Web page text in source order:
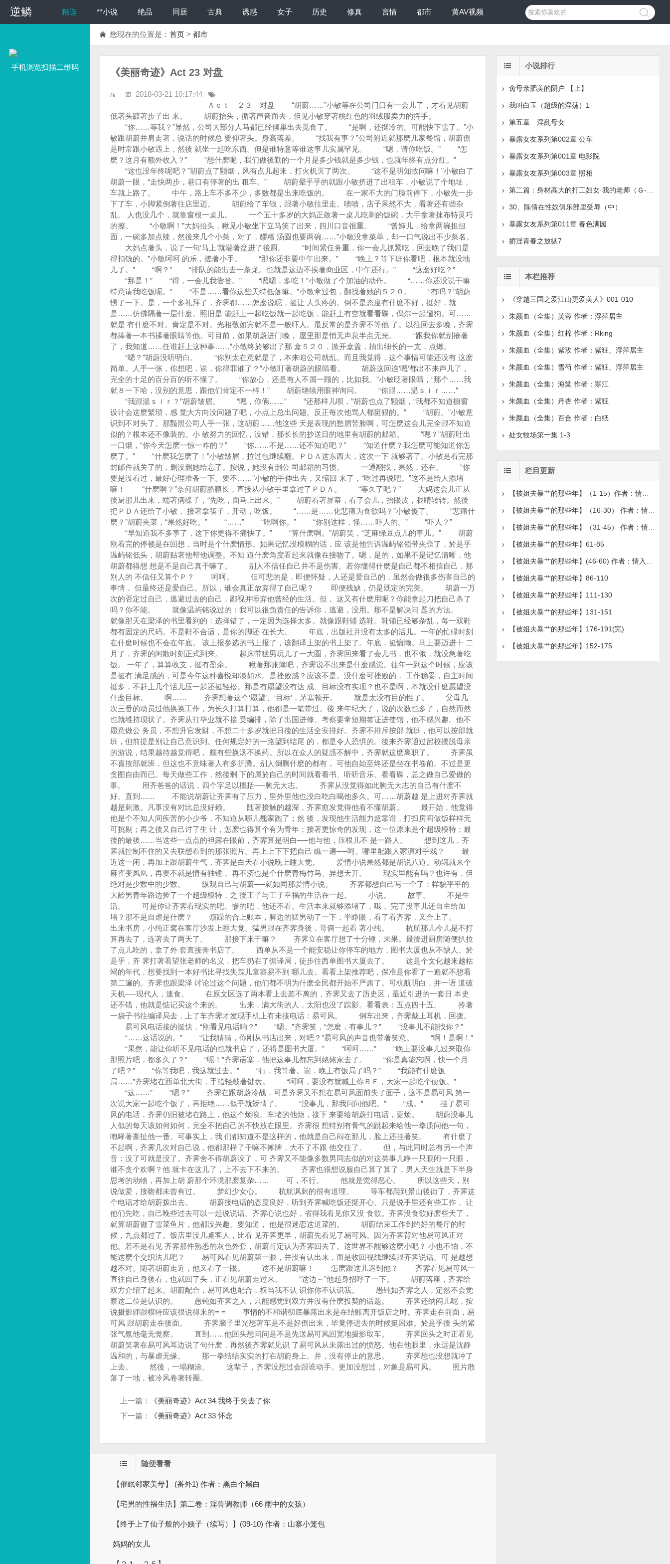
逆鳞 精选 **小说 绝品 同居 古典 诱惑 女子 历史 修真 言情 都市 黄AV视频
手机浏览扫描二维码
您现在的位置是： 首页 > 都市
《美丽奇迹》Act 23 对盘
2018-03-21 10:17:44
Ａｃｔ ２３ 对盘 “胡蔚……”小敏等在公司门口有一会儿了，才看见胡蔚
低著头踱著步子出 来。 胡蔚抬头，循著声音而去，但见小敏穿著桃红色的羽绒服卖力的挥手。
“你……等我？”显然，公司大部分人马都已经倾巢出去觅食了。 “是啊，还挺冷的。可能快下雪了。”小
敏跟胡蔚并肩走著，说话的时候总 要仰著头。身高落差。 “找我有事？”公司附近就那麽几家餐馆，胡蔚倒
是时常跟小敏遇上，然後 就坐一起吃东西。但是谁特意等谁这事儿实属罕见。 “嗯，请你吃饭。” “怎
麽？这月有额外收入？” “想什麽呢，我们做後勤的一个月是多少钱就是多少钱，也就年终有点分红。”
“这也没年终呢吧？”胡蔚点了颗烟，风有点儿起来，打火机灭了两次。 “这不是明知故问嘛！”小敏白了
胡蔚一眼，“走快两步，巷口有停著的出 租车。” 胡蔚晕乎乎的就跟小敏挤进了出租车，小敏说了个地址，
车就上路了。 中午，路上车不多不少，多数都是出来吃饭的。 在一家不大的门脸前停下，小敏先一步
下了车，小脚紧倒著往店里迈。 胡蔚给了车钱，跟著小敏往里走。啧啧，店子果然不大，看著还有些杂
乱。 人也没几个，就靠窗根一桌儿。 一个五十多岁的大妈正敛著一桌儿吃剩的饭碗，大手拿著抹布特灵巧
的擦。 “小敏啊！”大妈抬头，瞅见小敏坐下立马笑了出来，四川口音很重。 “曾婶儿，给拿两碗担担
面，一碗多加点辣，然後来几个小菜，对了，醪糟 汤圆也要两碗……”小敏没拿菜单，却一口气说出不少菜名。
大妈点著头，说了一句‘马上’就端著盆进了後厨。 “时间紧任务重，你一会儿抓紧吃，回去晚了我们是
得扣钱的。”小敏呵呵 的乐，搓著小手。 “那你还非要中午出来。” “晚上？等下班你看吧，根本就没地
儿了。” “啊？” “排队的能出去一条龙。也就是这边不挨著商业区，中午还行。” “这麽好吃？”
“那是！” “得，一会儿我尝尝。” “嗯嗯，多吃！”小敏做了个加油的动作。 “……你还没说干嘛
特意请我吃饭呢。” “不是……看你这些天特低落嘛。”小敏拿过包，翻找著她的５２０。 “有吗？”胡蔚
愣了一下。是，一个多礼拜了，齐霁都……怎麽说呢，挺让 人头疼的。倒不是态度有什麽不好，挺好，就
是……仿佛隔著一层什麽。照旧是 能赶上一起吃饭就一起吃饭，能赶上有空就看看碟，偶尔一起遛狗。可……
就是 有什麽不对。肯定是不对。光相敬如宾就不是一般吓人。最反常的是齐霁不等他 了。以往回去多晚，齐霁
都捧著一本书揉著眼睛等他。可目前，如果胡蔚进门晚， 屋里那是悄无声息半点无光。 “跟我你就别掖著
了，我知道……任谁赶上这种事……”小敏终於够出了那 盒５２０，掀开盒盖，抽出细长的一支，点燃。
“嗯？”胡蔚没听明白。 “你别太在意就是了，本来咱公司就乱。而且我觉得，这个事情可能还没有 这麽
简单。人手一张，你想吧，诶，你得罪谁了？”小敏盯著胡蔚的眼睛看。 胡蔚这回连‘嗯’都出不来声儿了，
完全的十足的百分百的听不懂了。 “你放心，还是有人不屑一顾的，比如我。”小敏眨著眼睛，“那个……我
就８一下哈，没别的意思，跟他们肯定不一样！” 胡蔚继续用眼神询问。 “你跟……温ｓｉｒ……”
“我跟温ｓｉｒ？”胡蔚皱眉。 “嗯，你俩……” “还那样儿呗，”胡蔚也点了颗烟，“我都不知道橱窗
设计会这麽繁琐，感 觉大方向没问题了吧，小点上总出问题。反正每次他骂人都挺狠的。” “胡蔚。”小敏意
识到不对头了。那豔照公司人手一张，这胡蔚……他这些 天是表现的愁眉苦脸啊，可怎麽这会儿完全跟不知道
似的？根本还不像装的。小 敏努力的回忆，没错，那长长的抄送目的地里有胡蔚的邮箱。 “嗯？”胡蔚吐出
一口烟，“你今天怎麽一惊一咋的？” “你……不是……还不知道吧？” “知道什麽？我怎麽可能知道你怎
麽了。” “什麽我怎麽了！”小敏皱眉，拉过包继续翻。ＰＤＡ这东西大，这次一下 就够著了。小敏是看完那
封邮件就关了的，删没删她给忘了。按说，她没有删公 司邮箱的习惯。 一通翻找，果然，还在。 “你
要是没看过，最好心理准备一下。要不……”小敏的手伸出去，又缩回 来了，“吃过再说吧。”这不是给人添堵
嘛！ “什麽啊？”奈何胡蔚胳膊长，直接从小敏手里拿过了ＰＤＡ。 “等久了吧？” 大妈这会儿正从
後厨那儿出来，端著俩碟子，“先吃，面马上出来。” 胡蔚看著屏幕，看了会儿，抬眼皮，眼睛转转。然後
把ＰＤＡ还给了小敏， 接著拿筷子，开动，吃饭。 “……是……化悲痛为食欲吗？”小敏傻了。 “悲痛什
麽？”胡蔚夹菜，“果然好吃。” “……” “吃啊你。” “你别这样，怪……吓人的。” “吓人？”
“早知道我不多事了，这下你更得不痛快了。” “算什麽啊。”胡蔚笑，“芝麻绿豆点儿的事儿。” 胡蔚
刚看完的停顿是在回想，当时是个什麽情形。如果记忆没模糊的话，应 该是他告诉温屿铭领带夹歪了，於是乎
温屿铭低头，胡蔚贴著他帮他调整。不知 道什麽角度看起来就像在接吻了。嗯，是的，如果不是记忆清晰，他
胡蔚都得想 想是不是自己真干嘛了。 别人不信任自己并不是伤害。若你懂得什麽是自己都不相信自己，那
别人的 不信任又算个Ｐ？ 呵呵。 但可悲的是，即便怀疑，人还是爱自己的，虽然会做很多伤害自己的
事情， 但最终还是爱自己。所以，谁会真正放弃得了自己呢？ 即便残缺，仍是既定的完美。 胡蔚一万
次的否定过自己，逃避过去的自己，鄙视并唾弃他曾经的生活。但， 这又有什麽用呢？你能拿起刀把自己杀了
吗？你不能。 就像温屿铭说过的：我可以很负责任的告诉你，逃避，没用。那不是解决问 题的方法。
就像那天在梁泽的书里看到的：选择错了，一定因为选择太多。就像跟鞋铺 选鞋。鞋铺已经够杂乱，每一双鞋
都有固定的尺码。不是鞋不合适，是你的脚还 在长大。 年底，出版社并没有太多的活儿。一年的忙碌时刻
在什麽时候也不会在年底。 该上报参选的书上报了，该翻译上架的书上架了。年底，挺慵懒。马上要迈进十 二
月了，齐霁的闲散时刻正式到来。 起床带猛男玩儿了一大圈，齐霁回来看了会儿书，也不饿，就没急著吃
饭。 一年了，算算收支，挺有盈余。 瞅著那账簿吧，齐霁说不出来是什麽感觉。往年一到这个时候，应该
是挺有 满足感的，可是今年这种喜悦却淡如水。是挫败感？应该不是。没什麽可挫败的， 工作稳妥，自主时间
挺多，不赶上几个活儿压一起还挺轻松。那是有愿望没有达 成、目标没有实现？也不是啊，本就没什麽愿望没
什麽目标。 啊…… 齐霁想著这个‘愿望’、‘目标’，茅塞顿开。 就是太没有目的性了。 父母几
次三番的动员过他换换工作，为长久打算打算，他都是一笔带过。後 来年纪大了，说的次数也多了，自然而然
也就维持现状了。齐霁从打毕业就不接 受编排，除了出国进修、考察要拿短期签证进使馆，他不感兴趣。他不
愿意做公 务员，不想升官发财，不想二十多岁就把日後的生活全安排好。齐霁不排斥按部 就班，他可以按部就
班，但前提是别让自己意识到。任何规定好的一路望到结尾 的，都是令人恐惧的。後来齐霁通过留校摆脱母亲
的游说，结果越待越觉得吧， 颇有些换汤不换药。所以在众人的疑惑不解中，齐霁就这麽离职了。 齐霁虽
不喜按部就班，但这也不意味著人有多折腾。别人倒腾什麽的都有， 可他自始至终还是坐在书卷前。不过是更
贪图自由而已。每天做些工作，然後剩 下的属於自己的时间就看看书、听听音乐、看看碟，总之做自己爱做的
事。 用齐爸爸的话说，四个字足以概括──胸无大志。 齐霁从没觉得如此胸无大志的自己有什麽不
好。直到…… 不能说胡蔚让齐霁有了压力，里外里他也没白吃白喝他多久。可……胡蔚越 是上进对齐霁就
越是刺激。凡事没有对比总没好赖。 随著接触的越深，齐霁愈发觉得他看不懂胡蔚。 最开始，他觉得
他是个不知人间疾苦的小少爷，不知道从哪儿翘家跑了；然 後，发现他生活能力超靠谱，打扫房间做饭样样无
可挑剔；再之後又自己讨了生 计，怎麽也得算个有为青年；接著更惊奇的发现，这一位原来是个超级模特；最
後的最後……当这些一点点的袒露在眼前，齐霁算是明白──他与他，压根儿不 是一路人。 想到这儿，齐
霁就控制不住的又去联想看到的那张照片。再上上下下把自己 瞧一遍──呵。哪里配跟人家演对手戏？ 最
近这一闲，再加上跟胡蔚生气，齐霁是白天看小说晚上睡大觉。 爱情小说果然都是胡说八道。动辄就来个
麻雀变凤凰，再要不就是情有独锺， 再不济也是个什麽青梅竹马、异想天开。 现实里能有吗？也许有，但
绝对是少数中的少数。 纵观自己与胡蔚──就如同那爱情小说。 齐霁都想自己写一个了：样貌平平的
大龄男青年路边捡了一个超级模特，之 後王子与王子幸福的生活在一起。 小说。 故事。 不是生
活。 可是你让齐霁看现实的吧、惨的吧，他还不看。生活本来就够添堵了，哦， 完了没事儿还自主给加
堵？那不是自虐是什麽？ 烦躁的合上账本，脚边的猛男动了一下，半睁眼，看了看齐霁，又合上了。
出来书房，小纯正窝在客厅沙发上睡大觉。猛男跟在齐霁身後，哥俩一起看 著小纯。 杭航那儿今儿是不打
算再去了，连著去了两天了。 那接下来干嘛？ 齐霁立在客厅想了十分锺，未果。最後进厨房随便扒拉
了点儿吃的，拿了外 套直接奔书店了。 西单从不是一个能安稳让你停车的地方，图书大厦也从不缺人。於
是乎，齐 霁打著看望张老师的名义，把车扔在了编译局，徒步往西单图书大厦去了。 这是个文化越来越枯
竭的年代，想要找到一本好书比寻找失踪儿童容易不到 哪儿去。看看上架推荐吧，保准是你看了一遍就不想看
第二遍的。齐霁也跟梁泽 讨论过这个问题，他们都不明为什麽全民都开始不严肃了。可杭航明白，并一语 道破
天机──现代人，速食。 在原文区选了两本看上去差不离的，齐霁又去了历史区，最近引进的一套日 本史
还不错，他就是惦记买这个来的。 出来，满大街的人，太阳也没了踪影。看看表：五点四十五。 拎著
一袋子书往编译局去，上了车齐霁才发现手机上有未接电话：易可风。 倒车出来，齐霁戴上耳机，回拨。
易可风电话接的挺快，“刚看见电话响？” “嗯。”齐霁笑，“怎麽，有事儿？” “没事儿不能找你？”
“……这话说的。” “让我猜猜，你刚从书店出来，对吧？”易可风的声音也带著笑意。 “啊！是啊！”
“果然，能让你听不见电话的也就书店了，还得是图书大厦。” “呵呵……” “晚上要没事儿过来取你
那照片吧，都多久了？” “呃！”齐霁语塞，他把这事儿都忘到姥姥家去了。 “你是真能忘啊，快一个月
了吧？” “你等我吧，我这就过去。” “行，我等著。诶，晚上有饭局了吗？” “我能有什麽饭
局……”齐霁堵在西单北大街，手指轻敲著键盘。 “呵呵，要没有就喊上你ＢＦ，大家一起吃个便饭。”
“这……” “嗯？” 齐霁在跟胡蔚冷战，可是齐霁又不想在易可风面前失了面子，这不是易可风 第一
次说大家一起吃个饭了，再拒绝……似乎就矫情了。 “没事儿，那我问问他吧。” “成。” 挂了易可
风的电话，齐霁仍旧被堵在路上，他这个烦唉。车堵的他烦，接下 来要给胡蔚打电话，更烦。 胡蔚没事儿
人似的每天该如何如何，完全不把自己的不快放在眼里。齐霁很 想特别有骨气的跳起来给他一拳质问他一句，
咆哮著撕扯他一番。可事实上，我 们都知道不是这样的，他就是自己闷在那儿，脸上还挂著笑。 有什麽了
不起啊，齐霁几次对自己说，他都那样了干嘛不摊牌，大不了不跟 他交往了。 但，与此同时总有另一个声
音：没了可就是没了。齐霁舍不得胡蔚没了，可 齐霁又不能像多数男同志似的对这类事儿睁一只眼闭一只眼，
谁不贪个欢啊？他 就卡在这儿了，上不去下不来的。 齐霁也很想说服自己算了算了，男人天生就是下半身
思考的动物，再加上胡 蔚那个环境那麽复杂…… 可，不行。 他就是觉得恶心。 所以这些天，别
说做爱，接吻都未曾有过。 梦幻少女心。 杭航讽刺的很有道理。 等车都爬到景山後街了，齐霁这
个电话才给胡蔚拨出去。 胡蔚接电话的态度良好，听到齐霁喊吃饭还挺开心。只是说手里还有些工作， 让
他们先吃，自己晚些过去可以一起说说话。齐霁心说也好，省得我看见你又没 食欲。齐霁没食欲好麽些天了，
就算胡蔚做了雪菜鱼片，他都没兴趣。要知道， 他是很迷恋这道菜的。 胡蔚结束工作到约好的餐厅的时
候，九点都过了。饭店里没几桌客人，比看 见齐霁更早，胡蔚先看见了易可风。因为齐霁背对他易可风正对
他。若不是看见 齐霁那件熟悉的灰色外套，胡蔚肯定认为齐霁回去了。这世界不能够这麽小吧？ 小也不怕，不
能这麽个交织法儿吧？ 易可风看见胡蔚第一眼，并没有认出来，而是收回视线继续跟齐霁说话。可 是越想
越不对。随著胡蔚走近，他又看了一眼。 这不是胡蔚嘛！ 怎麽跟这儿遇到他？ 齐霁看见易可风一
直往自己身後看，也就回了头，正看见胡蔚走过来。 “这边～”他起身招呼了一下。 胡蔚落座，齐霁给
双方介绍了起来。胡蔚配合，易可风也配合，权当我不认 识你你不认识我。 愚钝如齐霁之人，定然不会觉
察这二位是认识的。 愚钝如齐霁之人，只能感觉到双方并没有什麽投契的话题。 齐霁还纳闷儿呢，按
说摄影师跟模特应该很说得来的= = 事情的不和谐彻底暴露出来是在结账离开饭店之时。齐霁走在前面，易
可风 跟胡蔚走在後面。 齐霁脑子里光想著车是不是好倒出来，毕竟停进去的时候挺困难。於是乎後 头的紧
张气氛他毫无觉察。 直到……他回头想问问是不是先送易可风回宽地摄影取车。 齐霁回头之时正看见
胡蔚笑著在易可风耳边说了句什麽，再然後齐霁就见识 了易可风从未露出过的愤怒。他在他眼里，永远是沈静
温和的，与暴虐无缘。 那一拳结结实实的打在胡蔚身上。并，没有停止的意思。 齐霁想也没想就冲了
上去。 然後，一塌糊涂。 这辈子，齐霁没想过会跟谁动手。更加没想过，对象是易可风。 照片散
落了一地，被冷风卷著转圈。
上一篇：
《美丽奇迹》Act 34 我终于失去了你
下一篇：
《美丽奇迹》Act 33 怀念
随便看看
【催眠邻家美母】 (番外1) 作者：黑白个黑白
【宅男的性福生活】第二卷：淫兽调教师（66 雨中的女孩）
【终于上了仙子般的小姨子（续写）】(09-10) 作者：山寨小笼包
妈妈的女儿
小说排行
肏母亲肥美的阴户 【上】
我叫白玉（超级的淫荡）1
第五章 淫乱母女
暴露女友系列第002章 公车
暴露女友系列第001章 电影院
暴露女友系列第003章 照相
30、陈倩在性奴俱乐部里受辱（中）
暴露女友系列第011章 春色满园
娇淫青春之放纵7
本栏推荐
《穿越三国之爱江山更爱美人》001-010
朱颜血（全集）芙蓉 作者：浮萍居主
朱颜血（全集）红棉 作者：Rking
朱颜血（全集）紫玫 作者：紫狂、浮萍居主
朱颜血（全集）雪芍 作者：紫狂、浮萍居主
朱颜血（全集）海棠 作者：寒江
朱颜血（全集）丹杏 作者：紫狂
朱颜血（全集）百合 作者：白纸
处女牧场第一集 1-3
栏目更新
【被姐夫暴艹的那些年】（1-15）作者：情入心髓
【被姐夫暴艹的那些年】（16-30） 作者：情入心髓
【被姐夫暴艹的那些年】（31-45） 作者：情入心髓
【被姐夫暴艹的那些年】61-85
【被姐夫暴艹的那些年】86-110
【被姐夫暴艹的那些年】111-130
【被姐夫暴艹的那些年】131-151
【被姐夫暴艹的那些年】176-191(完)
【被姐夫暴艹的那些年】152-175